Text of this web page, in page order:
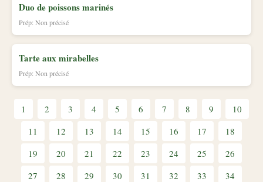
Duo de poissons marinés
Prép: Non précisé
Tarte aux mirabelles
Prép: Non précisé
1 2 3 4 5 6 7 8 9
10
11
12 13 14 15 16 17
18
19
20 21 22 23 24 25
26
27
28 29 30 31 32 33
34